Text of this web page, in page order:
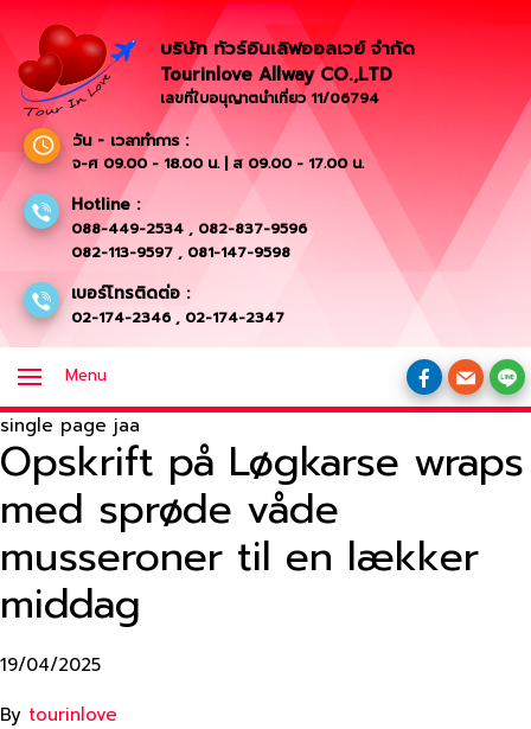
บริษัท ทัวร์อินเลิฟออลเวย์ จำกัด
Tourinlove Allway CO.,LTD
เลขที่ใบอนุญาตนำเที่ยว 11/06794
วัน - เวลาทำการ :
จ-ศ 09.00 - 18.00 น. | ส 09.00 - 17.00 น.
Hotline :
088-449-2534 , 082-837-9596
082-113-9597 , 081-147-9598
เบอร์โทรติดต่อ :
02-174-2346 , 02-174-2347
Menu
single page jaa
Opskrift på Løgkarse wraps
med sprøde våde
musseroner til en lækker
middag
19/04/2025
By tourinlove